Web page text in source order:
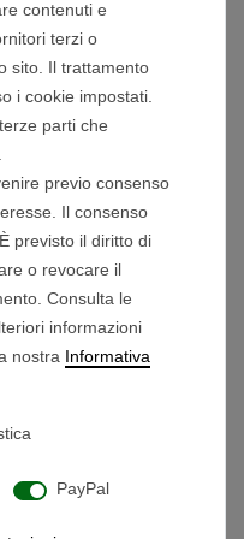
per motore
per cablaggio
12V
/ 5,7 cm / 3,7 cm
Argento
contenuti e
terzi o
sito. Il trattamento
i cookie impostati.
parti che
previo consenso
Il consenso
previsto il diritto di
o revocare il
Consulta le
informazioni
nostra Informativa
PayPal